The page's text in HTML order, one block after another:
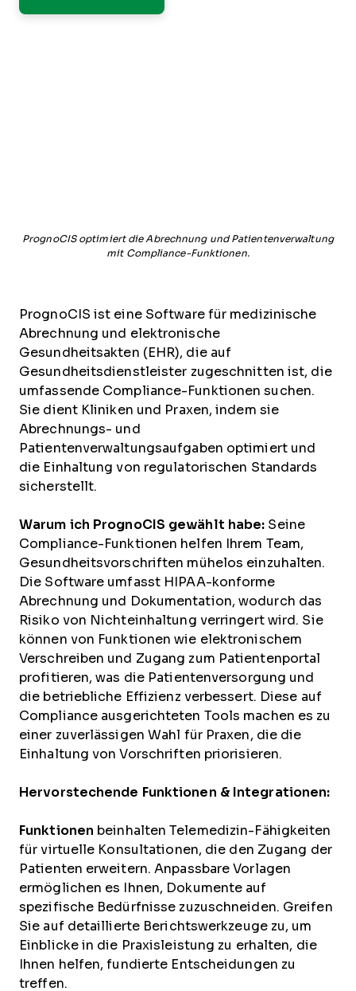
PrognoCIS optimiert die Abrechnung und Patientenverwaltung
mit Compliance-Funktionen.
PrognoCIS ist eine Software für medizinische
Abrechnung und elektronische
Gesundheitsakten (EHR), die auf
Gesundheitsdienstleister zugeschnitten ist, die
umfassende Compliance-Funktionen suchen.
Sie dient Kliniken und Praxen, indem sie
Abrechnungs- und
Patientenverwaltungsaufgaben optimiert und
die Einhaltung von regulatorischen Standards
sicherstellt.
Warum ich PrognoCIS gewählt habe: Seine
Compliance-Funktionen helfen Ihrem Team,
Gesundheitsvorschriften mühelos einzuhalten.
Die Software umfasst HIPAA-konforme
Abrechnung und Dokumentation, wodurch das
Risiko von Nichteinhaltung verringert wird. Sie
können von Funktionen wie elektronischem
Verschreiben und Zugang zum Patientenportal
profitieren, was die Patientenversorgung und
die betriebliche Effizienz verbessert. Diese auf
Compliance ausgerichteten Tools machen es zu
einer zuverlässigen Wahl für Praxen, die die
Einhaltung von Vorschriften priorisieren.
Hervorstechende Funktionen & Integrationen:
Funktionen beinhalten Telemedizin-Fähigkeiten
für virtuelle Konsultationen, die den Zugang der
Patienten erweitern. Anpassbare Vorlagen
ermöglichen es Ihnen, Dokumente auf
spezifische Bedürfnisse zuzuschneiden. Greifen
Sie auf detaillierte Berichtswerkzeuge zu, um
Einblicke in die Praxisleistung zu erhalten, die
Ihnen helfen, fundierte Entscheidungen zu
treffen.